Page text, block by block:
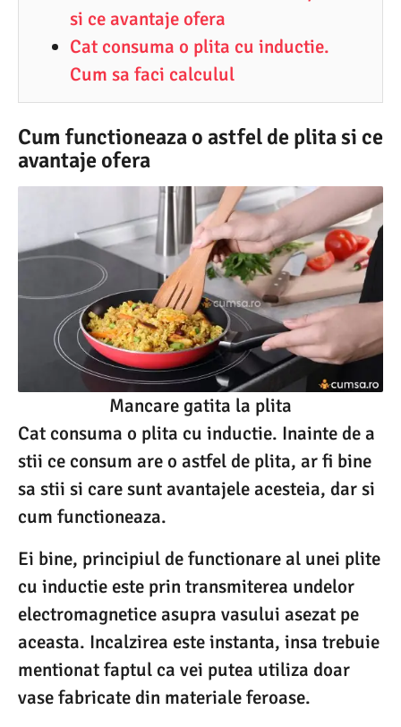
si ce avantaje ofera
Cat consuma o plita cu inductie.
Cum sa faci calculul
Cum functioneaza o astfel de plita si ce
avantaje ofera
Mancare gatita la plita
Cat consuma o plita cu inductie. Inainte de a
stii ce consum are o astfel de plita, ar fi bine
sa stii si care sunt avantajele acesteia, dar si
cum functioneaza.
Ei bine, principiul de functionare al unei plite
cu inductie este prin transmiterea undelor
electromagnetice asupra vasului asezat pe
aceasta. Incalzirea este instanta, insa trebuie
mentionat faptul ca vei putea utiliza doar
vase fabricate din materiale feroase.